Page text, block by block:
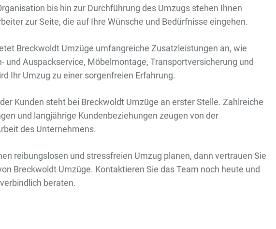
bis hin zur Durchführung des Umzugs stehen Ihnen
zur Seite, die auf Ihre Wünsche und Bedürfnisse eingehen.
Breckwoldt Umzüge umfangreiche Zusatzleistungen an, wie
und Auspackservice, Möbelmontage, Transportversicherung und
Ihr Umzug zu einer sorgenfreien Erfahrung.
Kunden steht bei Breckwoldt Umzüge an erster Stelle. Zahlreiche
und langjährige Kundenbeziehungen zeugen von der
des Unternehmens.
reibungslosen und stressfreien Umzug planen, dann vertrauen Sie
Breckwoldt Umzüge. Kontaktieren Sie das Team noch heute und
beraten.